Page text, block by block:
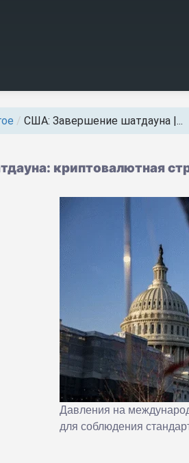
/ США: Завершение шатдауна |...
криптовалютная
Давления на
для соблюдения